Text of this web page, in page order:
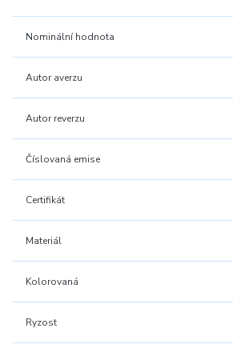
Nominální hodnota
Autor averzu
Autor reverzu
Číslovaná emise
Certifikát
Materiál
Kolorovaná
Ryzost